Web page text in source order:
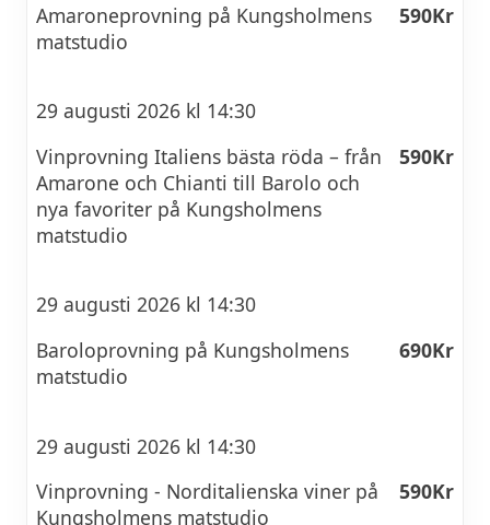
Amaroneprovning på Kungsholmens
matstudio
590Kr
29 augusti 2026 kl 14:30
Vinprovning Italiens bästa röda – från
Amarone och Chianti till Barolo och
nya favoriter på Kungsholmens
matstudio
590Kr
29 augusti 2026 kl 14:30
Baroloprovning på Kungsholmens
matstudio
690Kr
29 augusti 2026 kl 14:30
Vinprovning - Norditalienska viner på
Kungsholmens matstudio
590Kr